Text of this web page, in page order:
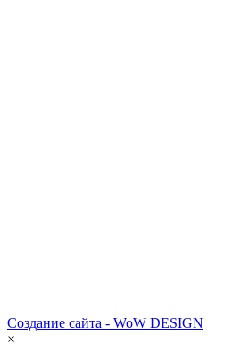
Создание сайта - WoW DESIGN
×